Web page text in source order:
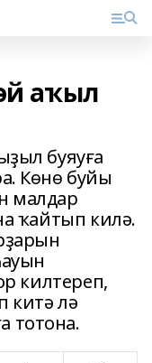
аҡыл
буяуға
Көнө буйы
малдар
ҡайтып килә.
килтереп,
китә лә
тотона.